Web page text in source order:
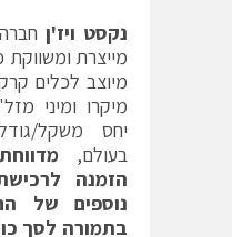
נקסט ויז'ן
מייצרת ומשווקת
מיוצב לכלים
מיקרו ומיני
יחס משקל/
בעולם,
הזמנה
נוספים של